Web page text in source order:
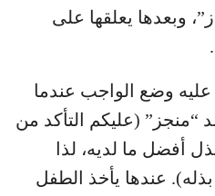
وبعدها يعلقها على
وضع الواجب عندما
“منجز” (عليكم التأكد من
أفضل ما لديه، لذا
عندها يأخذ الطفل